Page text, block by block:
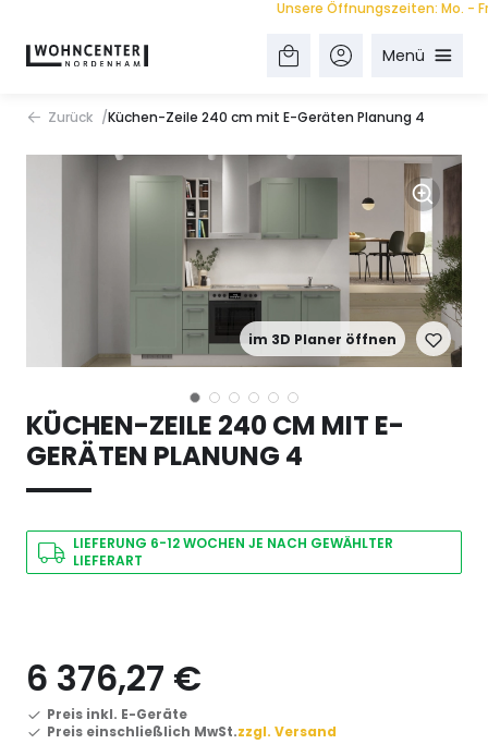
Unsere Öffnungszeiten: Mo. - Fr.
Menü
Zurück Küchen-Zeile 240 cm mit E-Geräten Planung 4
im 3D Planer öffnen
KÜCHEN-ZEILE 240 CM MIT E-
GERÄTEN PLANUNG 4
LIEFERUNG 6-12 WOCHEN JE NACH GEWÄHLTER
LIEFERART
6 376,27 €
Preis inkl. E-Geräte
Preis einschließlich MwSt.zzgl. Versand